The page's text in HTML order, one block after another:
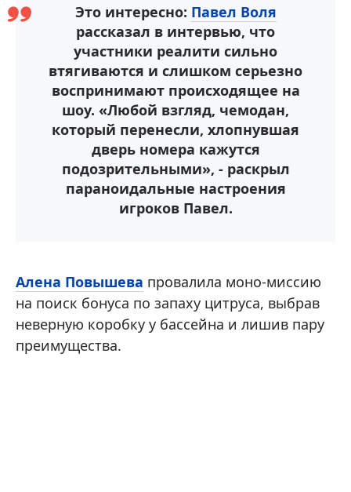
Это интересно: Павел Воля
рассказал в интервью, что
участники реалити сильно
втягиваются и слишком серьезно
воспринимают происходящее на
шоу. «Любой взгляд, чемодан,
который перенесли, хлопнувшая
дверь номера кажутся
подозрительными», - раскрыл
параноидальные настроения
игроков Павел.
Алена Повышева провалила моно-миссию
на поиск бонуса по запаху цитруса, выбрав
неверную коробку у бассейна и лишив пару
преимущества.